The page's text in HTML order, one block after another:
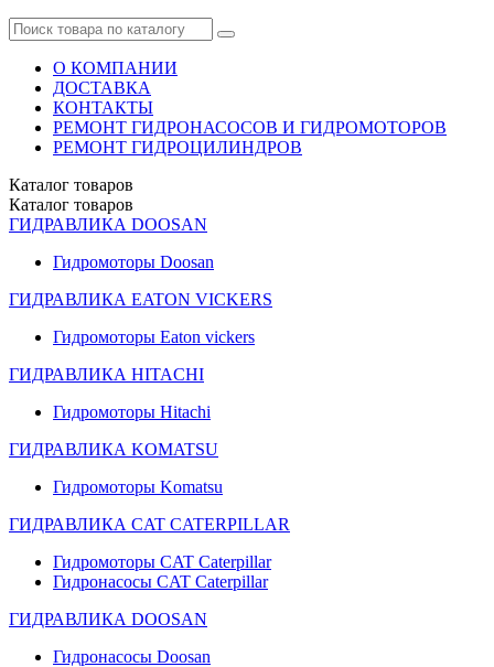
О КОМПАНИИ
ДОСТАВКА
КОНТАКТЫ
РЕМОНТ ГИДРОНАСОСОВ И ГИДРОМОТОРОВ
РЕМОНТ ГИДРОЦИЛИНДРОВ
Каталог товаров
Каталог товаров
ГИДРАВЛИКА DOOSAN
Гидромоторы Doosan
ГИДРАВЛИКА EATON VICKERS
Гидромоторы Eaton vickers
ГИДРАВЛИКА HITACHI
Гидромоторы Hitachi
ГИДРАВЛИКА KOMATSU
Гидромоторы Komatsu
ГИДРАВЛИКА CAT CATERPILLAR
Гидромоторы CAT Caterpillar
Гидронасосы CAT Caterpillar
ГИДРАВЛИКА DOOSAN
Гидронасосы Doosan